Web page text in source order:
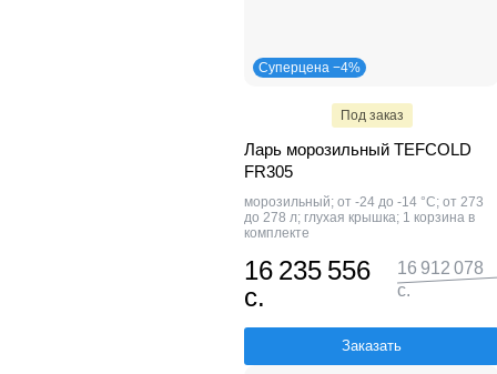
Суперцена −4%
Под заказ
Ларь морозильный TEFCOLD
FR305
морозильный; от -24 до -14 °С; от 273
до 278 л; глухая крышка; 1 корзина в
комплекте
16 235 556
с.
16 912 078
с.
Заказать